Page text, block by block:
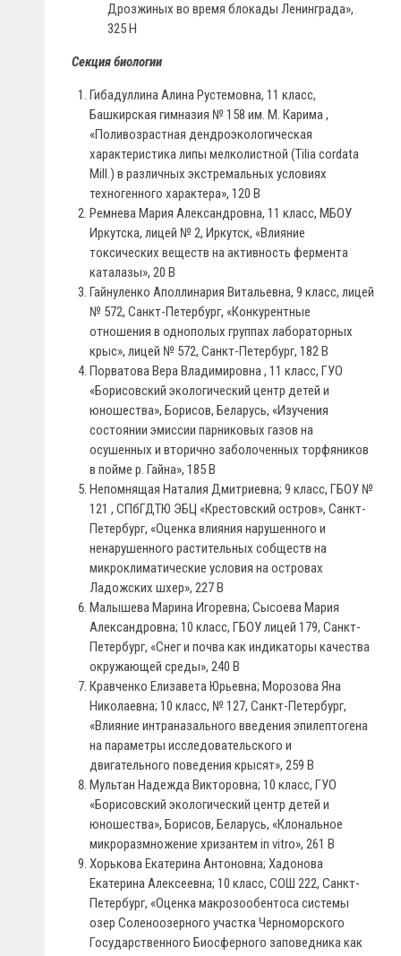
Дрозжиных во время блокады Ленинграда»,
325 H
Секция биологии
Гибадуллина Алина Рустемовна, 11 класс,
Башкирская гимназия № 158 им. М. Карима ,
«Поливозрастная дендроэкологическая
характеристика липы мелколистной (Tilia cordata
Mill.) в различных экстремальных условиях
техногенного характера», 120 B
Ремнева Мария Александровна, 11 класс, МБОУ
Иркутска, лицей № 2, Иркутск, «Влияние
токсических веществ на активность фермента
каталазы», 20 В
Гайнуленко Аполлинария Витальевна, 9 класс, лицей
№ 572, Санкт-Петербург, «Конкурентные
отношения в однополых группах лабораторных
крыс», лицей № 572, Санкт-Петербург, 182 В
Порватова Вера Владимировна , 11 класс, ГУО
«Борисовский экологический центр детей и
юношества», Борисов, Беларусь, «Изучения
состоянии эмиссии парниковых газов на
осушенных и вторично заболоченных торфяников
в пойме р. Гайна», 185 В
Непомнящая Наталия Дмитриевна; 9 класс, ГБОУ №
121 , СПбГДТЮ ЭБЦ «Крестовский остров», Санкт-
Петербург, «Оценка влияния нарушенного и
ненарушенного растительных собществ на
микроклиматические условия на островах
Ладожских шхер», 227 В
Малышева Марина Игоревна; Сысоева Мария
Александровна; 10 класс, ГБОУ лицей 179, Санкт-
Петербург, «Снег и почва как индикаторы качества
окружающей среды», 240 В
Кравченко Елизавета Юрьевна; Морозова Яна
Николаевна; 10 класс, № 127, Санкт-Петербург,
«Влияние интраназального введения эпилептогена
на параметры исследовательского и
двигательного поведения крысят», 259 В
Мультан Надежда Викторовна; 10 класс, ГУО
«Борисовский экологический центр детей и
юношества», Борисов, Беларусь, «Клональное
микроразмножение хризантем in vitro», 261 В
Хорькова Екатерина Антоновна; Хадонова
Екатерина Алексеевна; 10 класс, СОШ 222, Санкт-
Петербург, «Оценка макрозообентоса системы
озер Соленоозерного участка Черноморского
Государственного Биосферного заповедника как